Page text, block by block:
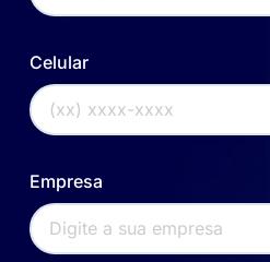
Celular
Empresa